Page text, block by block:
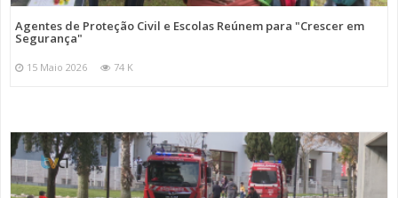
Agentes de Proteção Civil e Escolas Reúnem para "Crescer em
Segurança"
15 Maio 2026 74 K